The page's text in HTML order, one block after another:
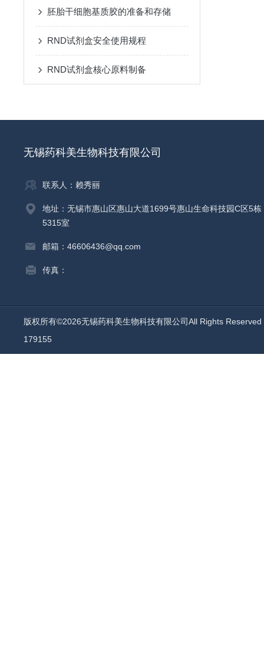
胚胎干细胞基质胶的准备和存储
RND试剂盒安全使用规程
RND试剂盒核心原料制备
无锡药科美生物科技有限公司
联系人：赖秀丽
地址：无锡市惠山区惠山大道1699号惠山生命科技园C区5栋
5315室
邮箱：46606436@qq.com
传真：
版权所有©2026无锡药科美生物科技有限公司All Rights
179155